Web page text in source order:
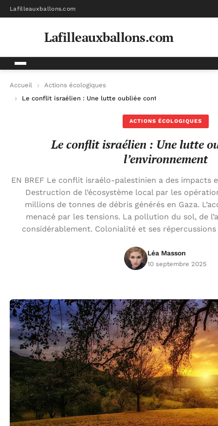
Lafilleauxballons.com
Lafilleauxballons.com
Accueil
Actions écologiques
Le conflit israélien : Une lutte oubliée contre l’environnement
ACTIONS ÉCOLOGIQUES
Le conflit israélien : Une lutte
l’environnement
EN BREF Le conflit israélo-palestinien a des impacts
Destruction de l’écosystème local par les
millions de tonnes de débris générés en Gaza.
menacé par les tensions. La pollution du sol, de
considérablement. Colonialité et ses
Léa Masson
10 septembre 2025